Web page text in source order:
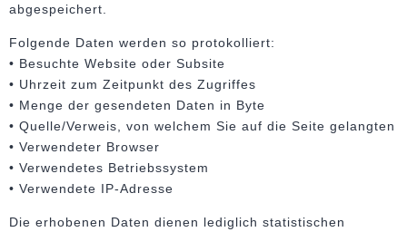
abgespeichert.
Folgende Daten werden so protokolliert:
• Besuchte Website oder Subsite
• Uhrzeit zum Zeitpunkt des Zugriffes
• Menge der gesendeten Daten in Byte
• Quelle/Verweis, von welchem Sie auf die Seite gelangten
• Verwendeter Browser
• Verwendetes Betriebssystem
• Verwendete IP-Adresse
Die erhobenen Daten dienen lediglich statistischen